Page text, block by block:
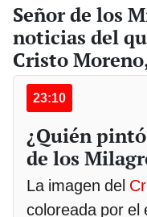
Señor de los
noticias del
Cristo
23:10
¿Quién
de los
La imagen del
coloreada por el